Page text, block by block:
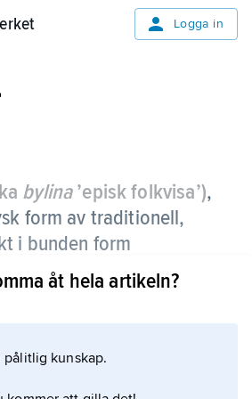
Logga in
bylina’episk folkvisa’),
form av traditionell,
i bunden form
tre betonade stavelser
två till fyra obetonade),
är ofta hämtade ur de
åt hela artikeln?
kunskap.